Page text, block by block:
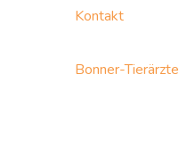
Kontakt
Bonner-Tierärzte